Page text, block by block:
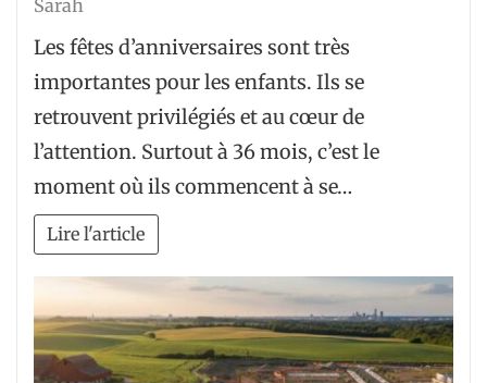
Sarah
Les fêtes d’anniversaires sont très
importantes pour les enfants. Ils se
retrouvent privilégiés et au cœur de
l’attention. Surtout à 36 mois, c’est le
moment où ils commencent à se…
Lire l'article